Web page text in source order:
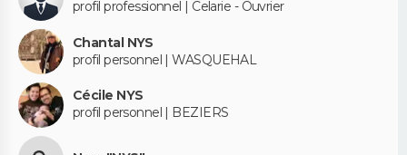
profil professionnel | Celarie - Ouvrier
Chantal NYS
profil personnel | WASQUEHAL
Cécile NYS
profil personnel | BEZIERS